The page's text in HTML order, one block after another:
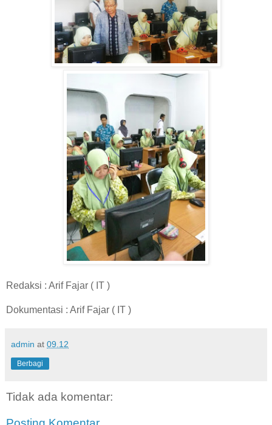
Redaksi : Arif Fajar ( IT )
Dokumentasi : Arif Fajar ( IT )
admin at 09.12
Berbagi
Tidak ada komentar: